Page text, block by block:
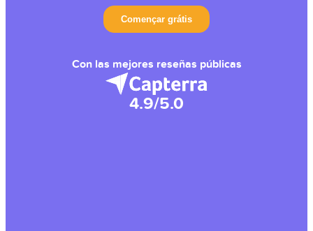
Con las mejores reseñas públicas
4.9/5.0